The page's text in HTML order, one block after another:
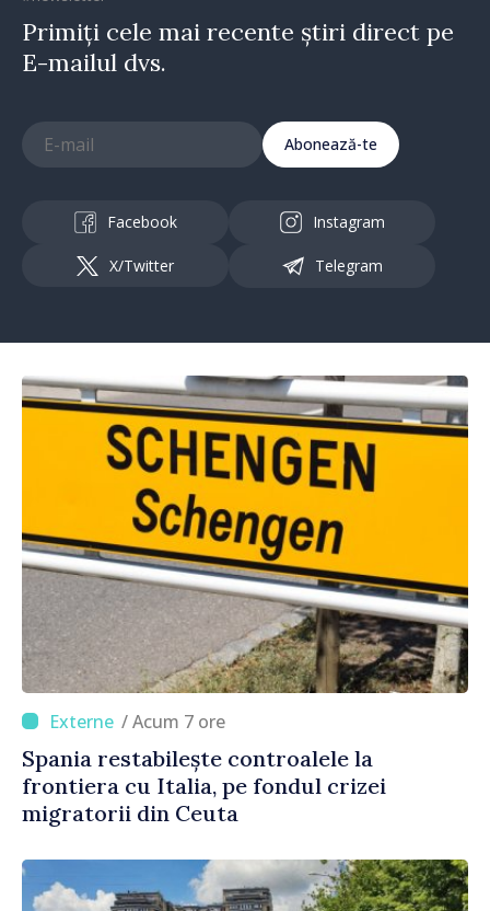
Primiți cele mai recente știri direct pe
E-mailul dvs.
Abonează-te
Facebook Instagram
X/Twitter Telegram
/ Acum 7 ore
Spania restabilește controalele la
frontiera cu Italia, pe fondul crizei
migratorii din Ceuta